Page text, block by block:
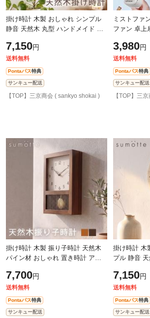
掛け時計 木製 おしゃれ シンプル
静音 天然木 丸型 ハンドメイド ナ
ド sumotte クォーツ ムーブメント
7,150円
送料無料
Pontaパス特典
サンキュー配送
【TOP】三京商会 ( sankyo shokai )
ミストファ
ファン 卓上
止め TypeC
3,980円
送料無料
Pontaパス特典
サンキュー配送
【TOP】三
掛け時計 木製 振り子時計 天然木
パイン材 おしゃれ 置き時計 アン
テリア ハンドメイド ブランド
sumot
7,700円
送料無料
Pontaパス特典
サンキュー配送
掛け時計 木
プル 静音
ド sumotte
7,150円
送料無料
Pontaパス特典
サンキュー配送